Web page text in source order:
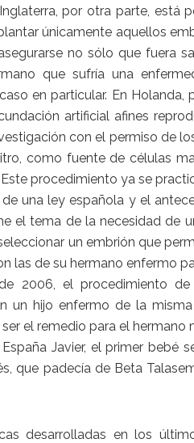
por otra parte, está
únicamente aquellos
no sólo que fuera
que sufría una
en particular. En
artificial afines
con el permiso de
como fuente de células
procedimiento ya se
una ley española y el
el tema de la necesidad de
un embrión que
las de su hermano enfermo
2006, el procedimiento
un hijo enfermo de la
el remedio para el
Javier, el primer bebé
que padecía de Beta
desarrolladas en los